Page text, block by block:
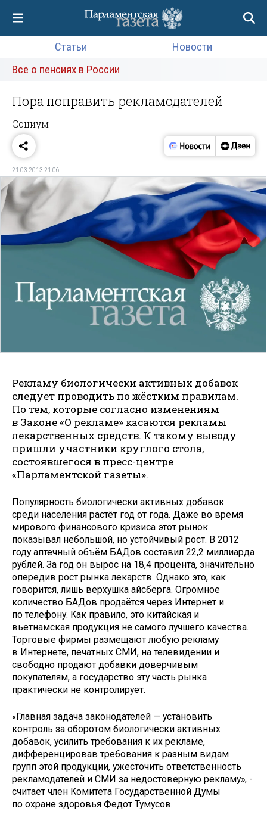
Статьи
Новости
Все о пенсиях в России
Пора поправить рекламодателей
Социум
21.03.2013 21:06
Рекламу биологически активных добавок
следует проводить по жёстким правилам.
По тем, которые согласно изменениям
в Законе «О рекламе» касаются рекламы
лекарственных средств. К такому выводу
пришли участники круглого стола,
состоявшегося в пресс-центре
«Парламентской газеты».
Популярность биологически активных добавок
среди населения растёт год от года. Даже во время
мирового финансового кризиса этот рынок
показывал небольшой, но устойчивый рост. В 2012
году аптечный объём БАДов­ составил 22,2 миллиарда
рублей. За год он вырос на 18,4 процента, значительно
опередив рост рынка лекарств. Однако это, как
говорится, лишь верхушка айсберга. Огромное
количество БАДов продаётся через Интернет и
по телефону. Как правило, это китайская и
вьетнамская продукция не самого лучшего качества.
Торговые фирмы размещают любую рекламу
в Интернете, печатных СМИ, на телевидении и
свободно продают добавки доверчивым
покупателям, а государство эту часть рынка
практически не контролирует.
«Главная задача законодателей — установить
контроль за оборотом биологически активных
добавок, усилить требования к их рекламе,
дифференцировав требования к разным видам
групп этой продукции, ужесточить ответственность
рекламодателей и СМИ за недостоверную рекламу», -
считает член Комитета Государственной Думы
по охране здоровья ­Федот ­Тумусов.